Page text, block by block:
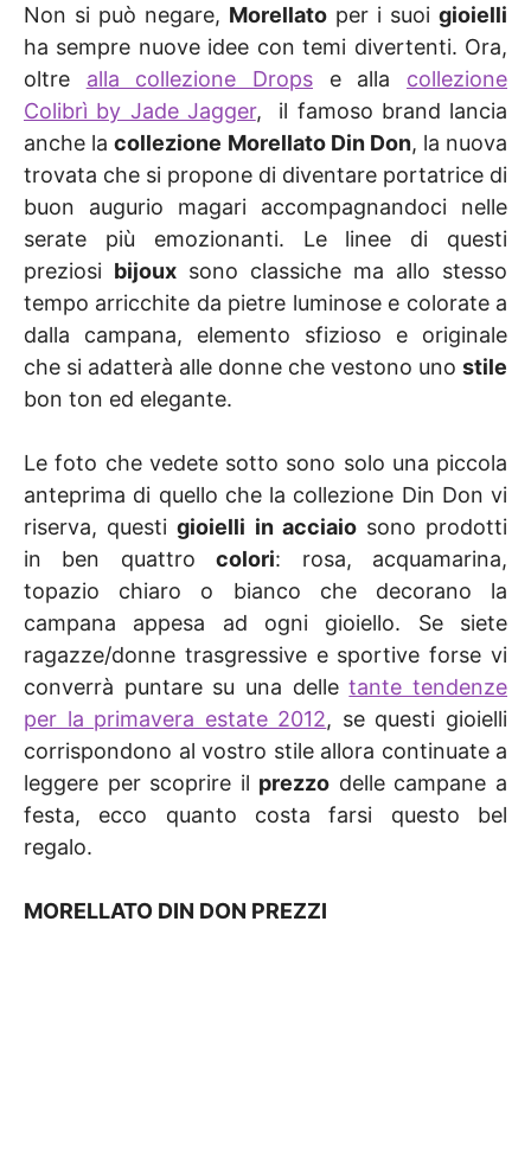
Non si può negare, Morellato per i suoi gioielli
ha sempre nuove idee con temi divertenti. Ora,
oltre alla collezione Drops e alla collezione
Colibrì by Jade Jagger, il famoso brand lancia
anche la collezione Morellato Din Don, la nuova
trovata che si propone di diventare portatrice di
buon augurio magari accompagnandoci nelle
serate più emozionanti. Le linee di questi
preziosi bijoux sono classiche ma allo stesso
tempo arricchite da pietre luminose e colorate a
dalla campana, elemento sfizioso e originale
che si adatterà alle donne che vestono uno stile
bon ton ed elegante.
Le foto che vedete sotto sono solo una piccola
anteprima di quello che la collezione Din Don vi
riserva, questigioielli in acciaiosono prodotti
in ben quattrocolori: rosa, acquamarina,
topazio chiaro o bianco che decorano la
campana appesa ad ogni gioiello. Se siete
ragazze/donne trasgressive e sportive forse vi
converrà puntare su una delletante tendenze
per la primavera estate 2012, se questi gioielli
corrispondono al vostro stile allora continuate a
leggere per scoprire il prezzo delle campane a
festa, ecco quanto costa farsi questo bel
regalo.
MORELLATO DIN DON PREZZI